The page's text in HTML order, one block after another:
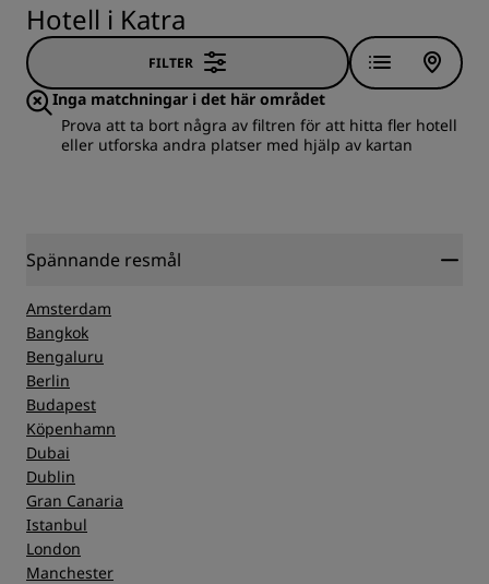
Hotell i Katra
FILTER
Inga matchningar i det här området
Prova att ta bort några av filtren för att hitta fler hotell
eller utforska andra platser med hjälp av kartan
Spännande resmål
Amsterdam
Bangkok
Bengaluru
Berlin
Budapest
Köpenhamn
Dubai
Dublin
Gran Canaria
Istanbul
London
Manchester